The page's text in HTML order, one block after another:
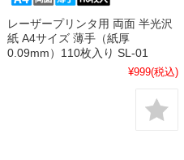
レーザープリンタ用 両面 半光沢
紙 A4サイズ 薄手（紙厚
0.09mm）110枚入り SL-01
¥999(税込)